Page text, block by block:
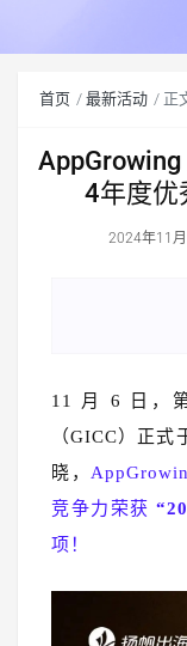
首页 最新活动 正
AppGrowing
4年度优
2024年11
11 月 6 日，
（GICC）正
晓，
竞争力荣获
项！